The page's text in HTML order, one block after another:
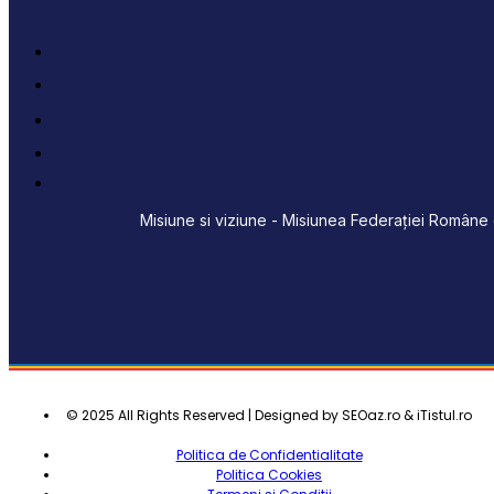
Misiune si viziune - Misiunea Federației
© 2025 All Rights Reserved | Designed by SEOaz.ro & iTistul.ro
Politica de Confidentialitate
Politica Cookies